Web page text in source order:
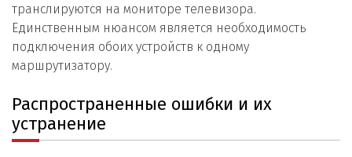
транслируются на мониторе телевизора.
Единственным нюансом является необходимость
подключения обоих устройств к одному
маршрутизатору.
Распространенные ошибки и их
устранение